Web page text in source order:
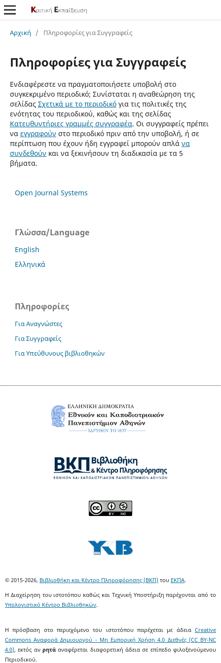
Αρχική / Πληροφορίες για Συγγραφείς
Πληροφορίες για Συγγραφείς
Ενδιαφέρεστε να πραγματοποιήσετε υποβολή στο
συγκεκριμένο περιοδικό; Συνίσταται η αναθεώρηση της
σελίδας Σχετικά με το περιοδικόγια τις πολιτικές της
ενότητας του περιοδικού, καθώς και της σελίδας
Κατευθυντήριες γραμμές συγγραφέα. Οι συγγραφείς πρέπει
να εγγραφούν στο περιοδικό πριν από την υποβολή, ή σε
περίπτωση που έχουν ήδη εγγραφεί μπορούν απλά να
συνδεθούν και να ξεκινήσουν τη διαδικασία με τα 5
βήματα.
Open Journal Systems
Γλώσσα/Language
English
Ελληνικά
Πληροφορίες
Για Αναγνώστες
Για Συγγραφείς
Για Υπεύθυνους βιβλιοθηκών
© 2015-2026, Βιβλιοθήκη και Κέντρο Πληροφόρησης (ΒΚΠ) του ΕΚΠΑ.
Η Διαχείρηση του ιστοτόπου καθώς και Τεχνική Υποστήριξη παρέχονται από το
Υπολογιστικό Κέντρο Βιβλιοθηκών.
Η πρόσβαση στο περιεχόμενο του ιστοτόπου παρέχεται με άδεια Creative
Commons Αναφορά Δημιουργού - Μη Εμπορική Χρήση 4.0 Διεθνές (CC BY-NC
4.0), εκτός αν ρητά αναφέρεται διαφορετική άδεια σε επίπεδο φιλοξενούμενου
Περιοδικού.